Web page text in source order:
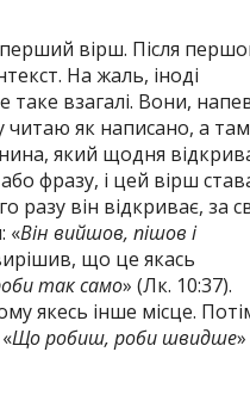
вірш. Після
На жаль, іноді
взагалі. Вони,
читаю як написано, а там
який щодня
фразу, і цей вірш
він відкриває, за
«Він вийшов, пішов і
що це якась
так само» (Лк. 10:37).
якесь інше місце.
Що робиш, роби швидше»